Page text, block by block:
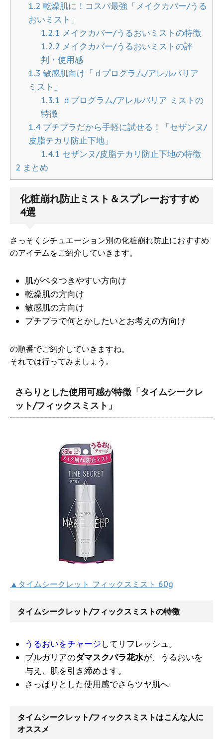
1.2 乾燥肌に！コスパ最強「メイクカバー/うる
おいミスト」
1.2.1 メイクカバー/うるおいミストの特徴
1.2.2 メイクカバー/うるおいミストの評
判・使用感
1.3 敏感肌向け「ｄプログラム/アレルバリア
ミスト」
1.3.1 ｄプログラム/アレルバリア ミストの
特徴
1.4プチプラだから手軽に試せる！「セザンヌ/
皮脂テカリ防止下地」
1.4.1 セザンヌ/皮脂テカリ防止下地の特徴
2 まとめ
化粧崩れ防止ミスト＆スプレーおすすめ
4選
さっそくシチュエーション別の化粧崩れ防止におすすめ
のアイテムをご紹介していきます。
肌がベタつきやすい方向け
乾燥肌の方向け
敏感肌の方向け
プチプラで何とかしたいとお考えの方向け
の順番でご紹介していきますね。
それでは行ってみましょう。
さらりとした使用可感が特徴「タイムシークレ
ット/フィックスミスト」
▲タイムシークレット フィックスミスト 60g
タイムシークレット/フィックスミストの特徴
うるおいをチャージしてリフレッシュ。
ブルガリアのダマスクバラ花水が、うるおいを
与え、肌を引き締めます。
さっぱりとした使用感でさらツヤ肌へ
タイムシークレット/フィックスミストはこんな人に
オススメ